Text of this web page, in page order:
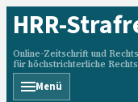
HRR-
Online-Zeitschrift und
für höchstrichterliche
Menü